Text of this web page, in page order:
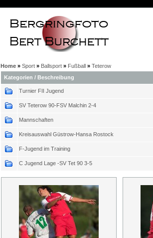
Home » Sport » Ballsport » Fußball » Teterow
Kategorien / Beschreibung
Turnier FII Jugend
SV Teterow 90-FSV Malchin 2-4
Mannschaften
Kreisauswahl Güstrow-Hansa Rostock
F-Jugend im Training
C Jugend Lage -SV Tet 90 3-5